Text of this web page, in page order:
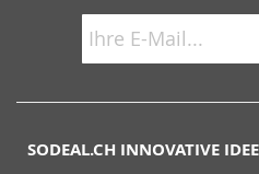
SODEAL.CH INNOVATIVE